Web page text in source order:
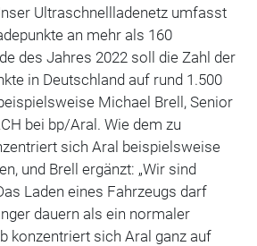
Ultraschnellladenetz umfasst
an mehr als 160
des Jahres 2022 soll die Zahl der
in Deutschland auf rund 1.500
Michael Brell, Senior
bei bp/Aral. Wie dem zu
sich Aral beispielsweise
und Brell ergänzt: „Wir sind
Laden eines Fahrzeugs darf
dauern als ein normaler
konzentriert sich Aral ganz auf